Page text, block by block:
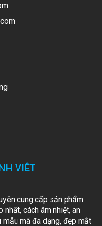
VIÊT
cung cấp sản phẩm
cách âm nhiệt, an
mã đa dạng, đẹp mắt